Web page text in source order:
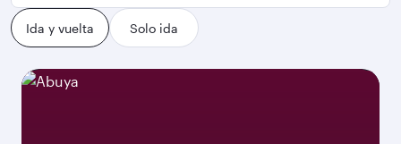
Ida y vuelta Solo ida